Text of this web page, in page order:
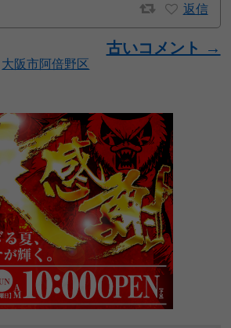
返信
古いコメント →
大阪市阿倍野区